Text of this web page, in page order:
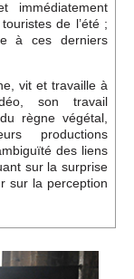
de l’été ;
à ces derniers
vit et travaille à
son travail
règne végétal,
productions
des liens
sur la surprise
sur la perception